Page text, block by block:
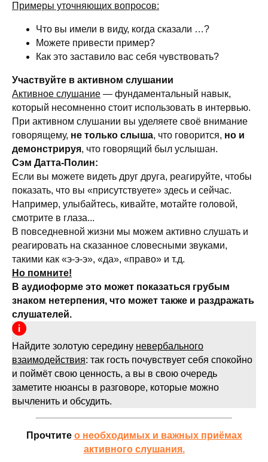
Примеры уточняющих вопросов:
Что вы имели в виду, когда сказали …?
Можете привести пример?
Как это заставило вас себя чувствовать?
Участвуйте в активном слушании
Активное слушание — фундаментальный навык,
который несомненно стоит использовать в интервью.
При активном слушании вы уделяете своё внимание
говорящему, не только слыша, что говорится, но и
демонстрируя, что говорящий был услышан.
Сэм Датта-Полин:
Если вы можете видеть друг друга, реагируйте, чтобы
показать, что вы «присутствуете» здесь и сейчас.
Например, улыбайтесь, кивайте, мотайте головой,
смотрите в глаза...
В повседневной жизни мы можем активно слушать и
реагировать на сказанное словесными звуками,
такими как «э-э-э», «да», «право» и т.д.
Но помните!
В аудиоформе это может показаться грубым
знаком нетерпения, что может также и раздражать
слушателей.
Найдите золотую середину невербального
взаимодействия: так гость почувствует себя спокойно
и поймёт свою ценность, а вы в свою очередь
заметите нюансы в разговоре, которые можно
вычленить и обсудить.
Прочтите о необходимых и важных приёмах
активного слушания.